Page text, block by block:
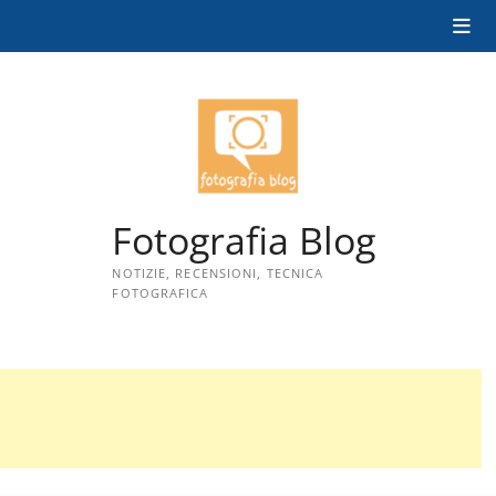
Fotografia Blog
NOTIZIE, RECENSIONI, TECNICA
FOTOGRAFICA